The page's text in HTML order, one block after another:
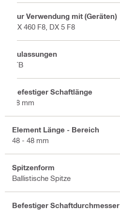
Zur Verwendung mit (Geräten)
DX 460 F8, DX 5 F8
Zulassungen
ITB
Befestiger Schaftlänge
48 mm
Element Länge - Bereich
48 - 48 mm
Spitzenform
Ballistische Spitze
Befestiger Schaftdurchmesser